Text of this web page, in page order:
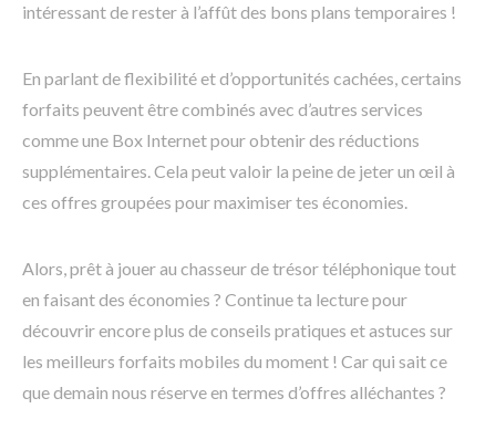
intéressant de rester à l’affût des bons plans temporaires !
En parlant de flexibilité et d’opportunités cachées, certains
forfaits peuvent être combinés avec d’autres services
comme une Box Internet pour obtenir des réductions
supplémentaires. Cela peut valoir la peine de jeter un œil à
ces offres groupées pour maximiser tes économies.
Alors, prêt à jouer au chasseur de trésor téléphonique tout
en faisant des économies ? Continue ta lecture pour
découvrir encore plus de conseils pratiques et astuces sur
les meilleurs forfaits mobiles du moment ! Car qui sait ce
que demain nous réserve en termes d’offres alléchantes ?